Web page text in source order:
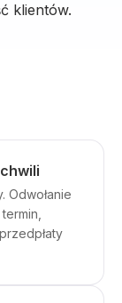
klientów.
Odwołanie